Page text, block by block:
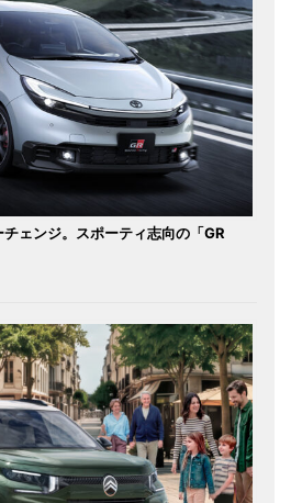
ェンジ。スポーティ志向の「GR